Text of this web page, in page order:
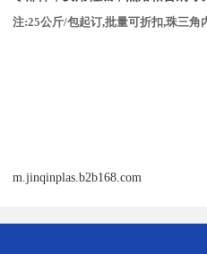
注:25公斤/包起订,批量可折扣,珠三角
m.jinqinplas.b2b168.com